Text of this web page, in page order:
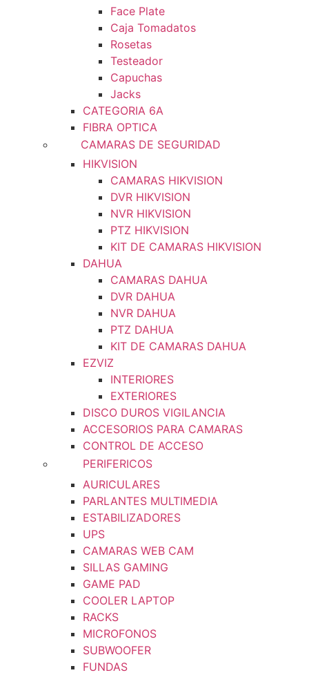
Face Plate
Caja Tomadatos
Rosetas
Testeador
Capuchas
Jacks
CATEGORIA 6A
FIBRA OPTICA
CAMARAS DE SEGURIDAD
HIKVISION
CAMARAS HIKVISION
DVR HIKVISION
NVR HIKVISION
PTZ HIKVISION
KIT DE CAMARAS HIKVISION
DAHUA
CAMARAS DAHUA
DVR DAHUA
NVR DAHUA
PTZ DAHUA
KIT DE CAMARAS DAHUA
EZVIZ
INTERIORES
EXTERIORES
DISCO DUROS VIGILANCIA
ACCESORIOS PARA CAMARAS
CONTROL DE ACCESO
PERIFERICOS
AURICULARES
PARLANTES MULTIMEDIA
ESTABILIZADORES
UPS
CAMARAS WEB CAM
SILLAS GAMING
GAME PAD
COOLER LAPTOP
RACKS
MICROFONOS
SUBWOOFER
FUNDAS